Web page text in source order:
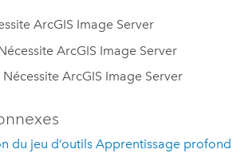
ArcGIS Image Server
ArcGIS Image Server
ArcGIS Image Server
du jeu d’outils Apprentissage profond